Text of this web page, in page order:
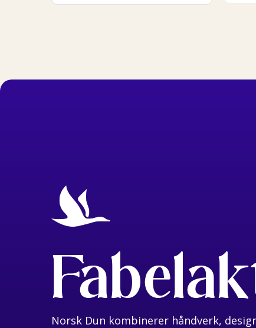
Norsk Dun kombinerer håndverk,